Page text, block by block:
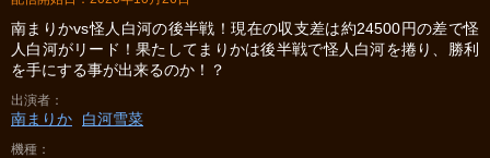
南まりかvs怪人白河の後半戦！現在の収支差は約24500円の差で怪
人白河がリード！果たしてまりかは後半戦で怪人白河を捲り、勝利
を手にする事が出来るのか！？
出演者
南まりか 白河雪菜
機種